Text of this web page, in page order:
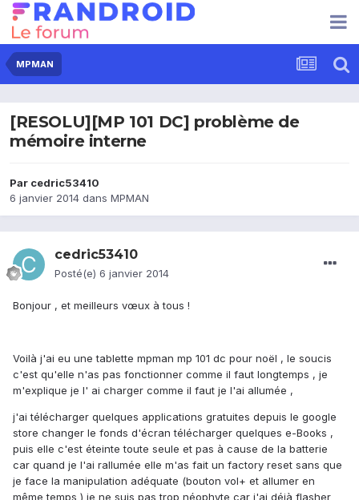
MPMAN
[RESOLU][MP 101 DC] problème de
mémoire interne
Par cedric53410
6 janvier 2014 dans MPMAN
cedric53410
Posté(e) 6 janvier 2014
Bonjour , et meilleurs vœux à tous !
Voilà j'ai eu une tablette mpman mp 101 dc pour noël , le soucis
c'est qu'elle n'as pas fonctionner comme il faut longtemps , je
m'explique je l' ai charger comme il faut je l'ai allumée ,
j'ai télécharger quelques applications gratuites depuis le google
store changer le fonds d'écran télécharger quelques e-Books ,
puis elle c'est éteinte toute seule et pas à cause de la batterie
car quand je l'ai rallumée elle m'as fait un factory reset sans que
je face la manipulation adéquate (bouton vol+ et allumer en
même temps ) je ne suis pas trop néophyte car j'ai déjà flasher